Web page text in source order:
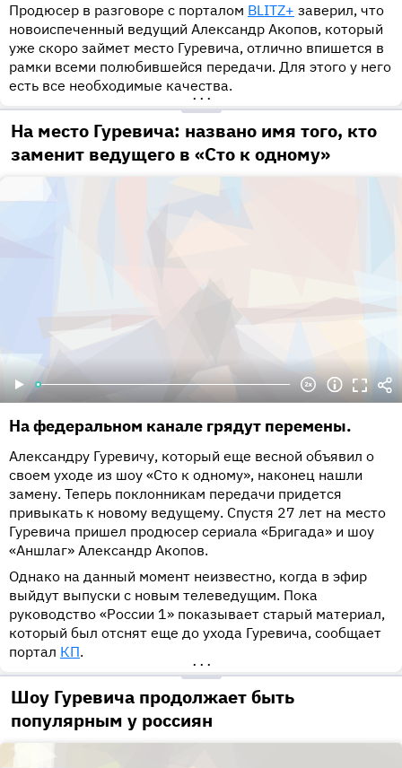
Продюсер в разговоре с порталом BLITZ+ заверил, что
новоиспеченный ведущий Александр Акопов, который
уже скоро займет место Гуревича, отлично впишется в
рамки всеми полюбившейся передачи. Для этого у него
есть все необходимые качества.
•••
На место Гуревича: названо имя того, кто
заменит ведущего в «Сто к одному»
На федеральном канале грядут перемены.
Александру Гуревичу, который еще весной объявил о
своем уходе из шоу «Сто к одному», наконец нашли
замену. Теперь поклонникам передачи придется
привыкать к новому ведущему. Спустя 27 лет на место
Гуревича пришел продюсер сериала «Бригада» и шоу
«Аншлаг» Александр Акопов.
Однако на данный момент неизвестно, когда в эфир
выйдут выпуски с новым телеведущим. Пока
руководство «России 1» показывает старый материал,
который был отснят еще до ухода Гуревича, сообщает
портал КП.
•••
Шоу Гуревича продолжает быть
популярным у россиян